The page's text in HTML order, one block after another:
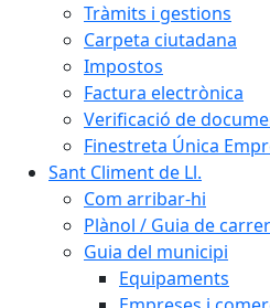
Tràmits i gestions
Carpeta ciutadana
Impostos
Factura electrònica
Verificació de
Finestreta Única
Sant Climent de Ll.
Com arribar-hi
Plànol / Guia de
Guia del municipi
Equipaments